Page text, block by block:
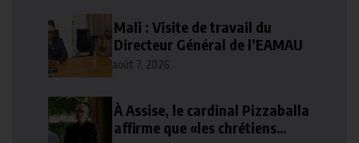
Mali : Visite de travail du
Directeur Général de l’EAMAU
août 7, 2026
À Assise, le cardinal Pizzaballa
affirme que «les chrétiens